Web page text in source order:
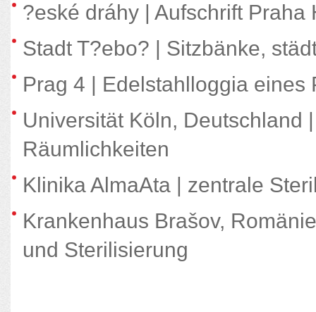
?eské dráhy | Aufschrift
Stadt T?ebo? | Sitzbänke,
Prag 4 | Edelstahlloggia eines
Universität Köln, Deutschland
Räumlichkeiten
Klinika AlmaAta | zentrale
Krankenhaus Brašov,
und Sterilisierung